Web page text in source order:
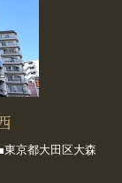
京都大田区大森